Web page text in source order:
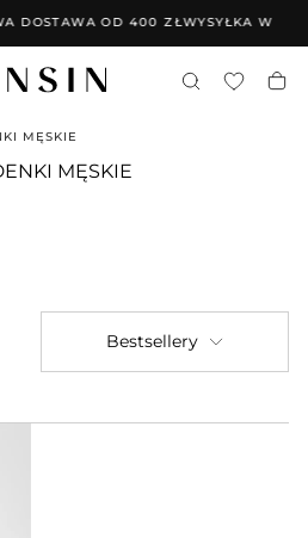
DOSTAWA OD 400 ZŁWYSYŁKA W 24
MĘSKIE
MĘSKIE
Bestsellery